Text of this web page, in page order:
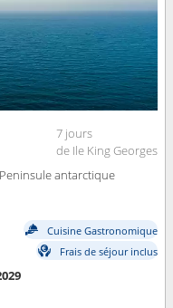
7 jours
de Ile King Georges
antarctique
Cuisine Gastronomique
Frais de séjour inclus